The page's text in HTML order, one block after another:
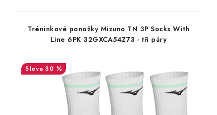
Tréninkové ponožky Mizuno TN 3P Socks With
Line 6PK 32GXCA54Z73 - tři páry
30 %